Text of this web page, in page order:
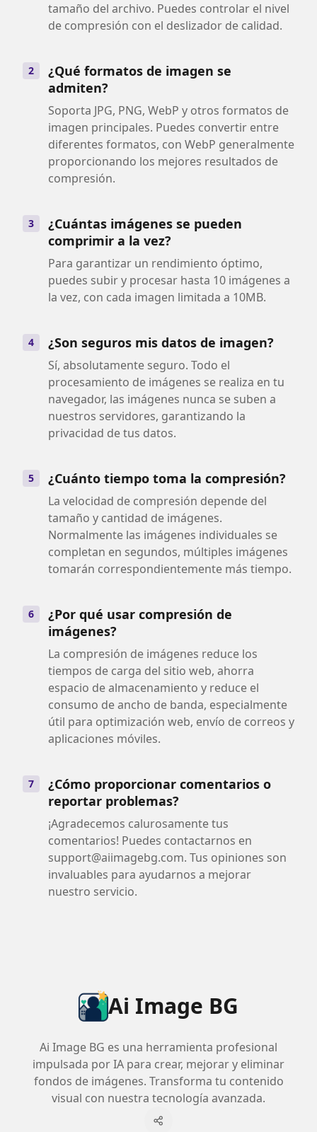
tamaño del archivo. Puedes controlar el nivel
de compresión con el deslizador de calidad.
2
¿Qué formatos de imagen se
admiten?
Soporta JPG, PNG, WebP y otros formatos de
imagen principales. Puedes convertir entre
diferentes formatos, con WebP generalmente
proporcionando los mejores resultados de
compresión.
3
¿Cuántas imágenes se pueden
comprimir a la vez?
Para garantizar un rendimiento óptimo,
puedes subir y procesar hasta 10 imágenes a
la vez, con cada imagen limitada a 10MB.
4 ¿Son seguros mis datos de imagen?
Sí, absolutamente seguro. Todo el
procesamiento de imágenes se realiza en tu
navegador, las imágenes nunca se suben a
nuestros servidores, garantizando la
privacidad de tus datos.
5 ¿Cuánto tiempo toma la compresión?
La velocidad de compresión depende del
tamaño y cantidad de imágenes.
Normalmente las imágenes individuales se
completan en segundos, múltiples imágenes
tomarán correspondientemente más tiempo.
6
¿Por qué usar compresión de
imágenes?
La compresión de imágenes reduce los
tiempos de carga del sitio web, ahorra
espacio de almacenamiento y reduce el
consumo de ancho de banda, especialmente
útil para optimización web, envío de correos y
aplicaciones móviles.
7
¿Cómo proporcionar comentarios o
reportar problemas?
¡Agradecemos calurosamente tus
comentarios! Puedes contactarnos en
support@aiimagebg.com. Tus opiniones son
invaluables para ayudarnos a mejorar
nuestro servicio.
Ai Image BG
Ai Image BG es una herramienta profesional
impulsada por IA para crear, mejorar y eliminar
fondos de imágenes. Transforma tu contenido
visual con nuestra tecnología avanzada.